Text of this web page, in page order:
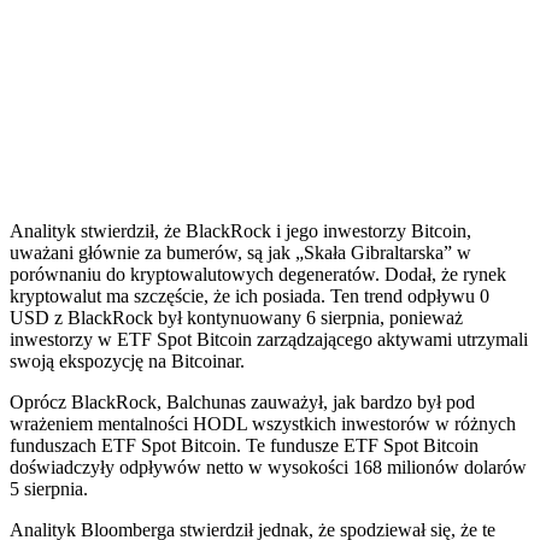
Analityk stwierdził, że BlackRock i jego inwestorzy Bitcoin,
uważani głównie za bumerów, są jak „Skała Gibraltarska” w
porównaniu do kryptowalutowych degeneratów. Dodał, że rynek
kryptowalut ma szczęście, że ich posiada. Ten trend odpływu 0
USD z BlackRock był kontynuowany 6 sierpnia, ponieważ
inwestorzy w ETF Spot Bitcoin zarządzającego aktywami utrzymali
swoją ekspozycję na Bitcoinar.
Oprócz BlackRock, Balchunas zauważył, jak bardzo był pod
wrażeniem mentalności HODL wszystkich inwestorów w różnych
funduszach ETF Spot Bitcoin. Te fundusze ETF Spot Bitcoin
doświadczyły odpływów netto w wysokości 168 milionów dolarów
5 sierpnia.
Analityk Bloomberga stwierdził jednak, że spodziewał się, że te